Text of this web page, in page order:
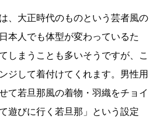
、大正時代のものという芸者風の
本人でも体型が変わっているた
しまうことも多いそうですが、こ
ジして着付けてくれます。男性用
て若旦那風の着物・羽織をチョイ
遊びに行く若旦那」という設定